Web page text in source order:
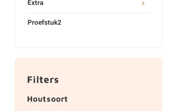
Extra
Proefstuk2
Filters
Houtsoort